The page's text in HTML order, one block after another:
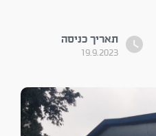
תאריך כניסה
19.9.2023